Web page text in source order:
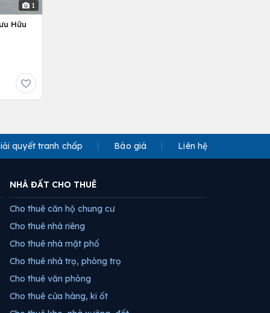
1
Hữu
quyết tranh chấp Báo giá Liên hệ
NHÀ ĐẤT CHO THUÊ
Cho thuê căn hộ chung cư
Cho thuê nhà riêng
Cho thuê nhà mặt phố
Cho thuê nhà trọ, phòng trọ
Cho thuê văn phòng
Cho thuê cửa hàng, ki ốt